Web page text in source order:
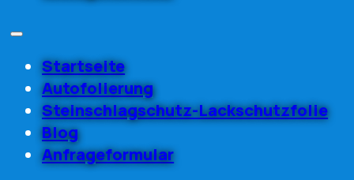
Startseite
Autofolierung
Steinschlagschutz-Lackschutzfolie
Blog
Anfrageformular
Maximaler
Lackschutz für
Ihr Auto